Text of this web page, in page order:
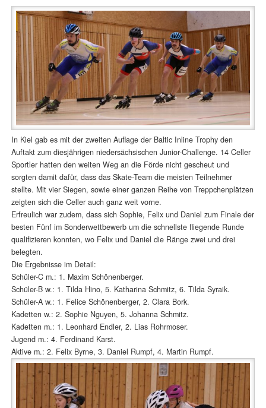
In Kiel gab es mit der zweiten Auflage der Baltic Inline Trophy den
Auftakt zum diesjährigen niedersächsischen Junior-Challenge. 14 Celler
Sportler hatten den weiten Weg an die Förde nicht gescheut und
sorgten damit dafür, dass das Skate-Team die meisten Teilnehmer
stellte. Mit vier Siegen, sowie einer ganzen Reihe von Treppchenplätzen
zeigten sich die Celler auch ganz weit vorne.
Erfreulich war zudem, dass sich Sophie, Felix und Daniel zum Finale der
besten Fünf im Sonderwettbewerb um die schnellste fliegende Runde
qualifizieren konnten, wo Felix und Daniel die Ränge zwei und drei
belegten.
Die Ergebnisse im Detail:
Schüler-C m.: 1. Maxim Schönenberger.
Schüler-B w.: 1. Tilda Hino, 5. Katharina Schmitz, 6. Tilda Syraik.
Schüler-A w.: 1. Felice Schönenberger, 2. Clara Bork.
Kadetten w.: 2. Sophie Nguyen, 5. Johanna Schmitz.
Kadetten m.: 1. Leonhard Endler, 2. Lias Rohrmoser.
Jugend m.: 4. Ferdinand Karst.
Aktive m.: 2. Felix Byrne, 3. Daniel Rumpf, 4. Martin Rumpf.